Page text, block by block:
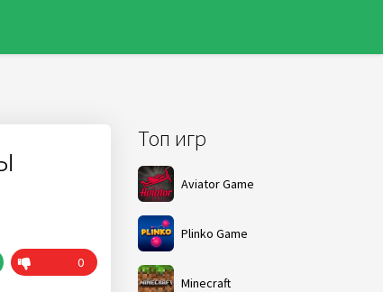
Топ игр
Aviator Game
Plinko Game
Minecraft
0